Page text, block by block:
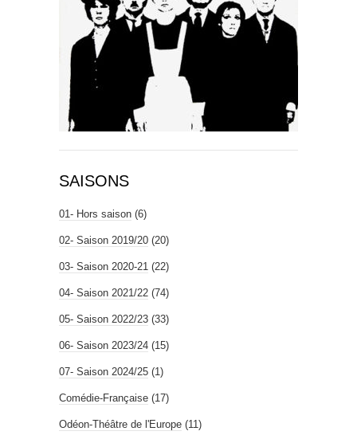
SAISONS
01- Hors saison (6)
02- Saison 2019/20 (20)
03- Saison 2020-21 (22)
04- Saison 2021/22 (74)
05- Saison 2022/23 (33)
06- Saison 2023/24 (15)
07- Saison 2024/25 (1)
Comédie-Française (17)
Odéon-Théâtre de l'Europe (11)